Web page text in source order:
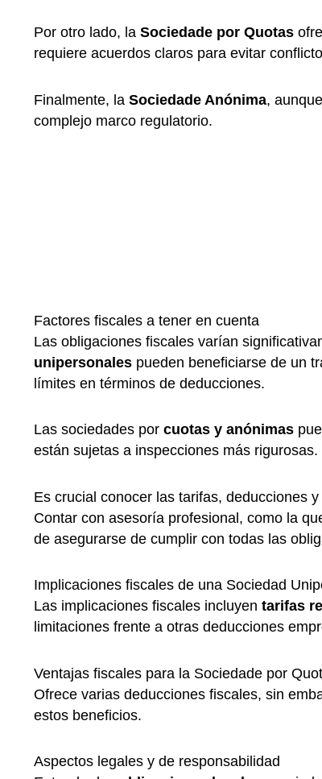
Por otro lado, la Sociedade por Quotas
requiere acuerdos claros para evitar
Finalmente, la Sociedade Anónima,
complejo marco regulatorio.
Factores fiscales a tener en cuenta
Las obligaciones fiscales varían
unipersonales pueden beneficiarse de un
límites en términos de deducciones.
Las sociedades por cuotas y anónimas
están sujetas a inspecciones más rigurosas.
Es crucial conocer las tarifas, deducciones
Contar con asesoría profesional, como la
de asegurarse de cumplir con todas las
Implicaciones fiscales de una Sociedad
Las implicaciones fiscales incluyen tarifas
limitaciones frente a otras deducciones
Ventajas fiscales para la Sociedade por
Ofrece varias deducciones fiscales, sin
estos beneficios.
Aspectos legales y de responsabilidad